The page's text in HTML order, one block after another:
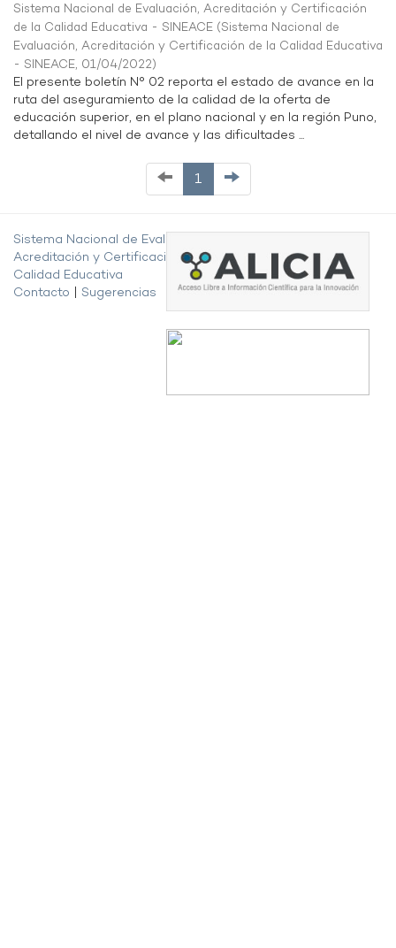
Sistema Nacional de Evaluación, Acreditación y Certificación
de la Calidad Educativa - SINEACE (Sistema Nacional de
Evaluación, Acreditación y Certificación de la Calidad Educativa
- SINEACE, 01/04/2022)
El presente boletín N° 02 reporta el estado de avance en la
ruta del aseguramiento de la calidad de la oferta de
educación superior, en el plano nacional y en la región Puno,
detallando el nivel de avance y las dificultades ...
1
Sistema Nacional de Evaluación,
Acreditación y Certificación de la
Calidad Educativa
Contacto
Sugerencias